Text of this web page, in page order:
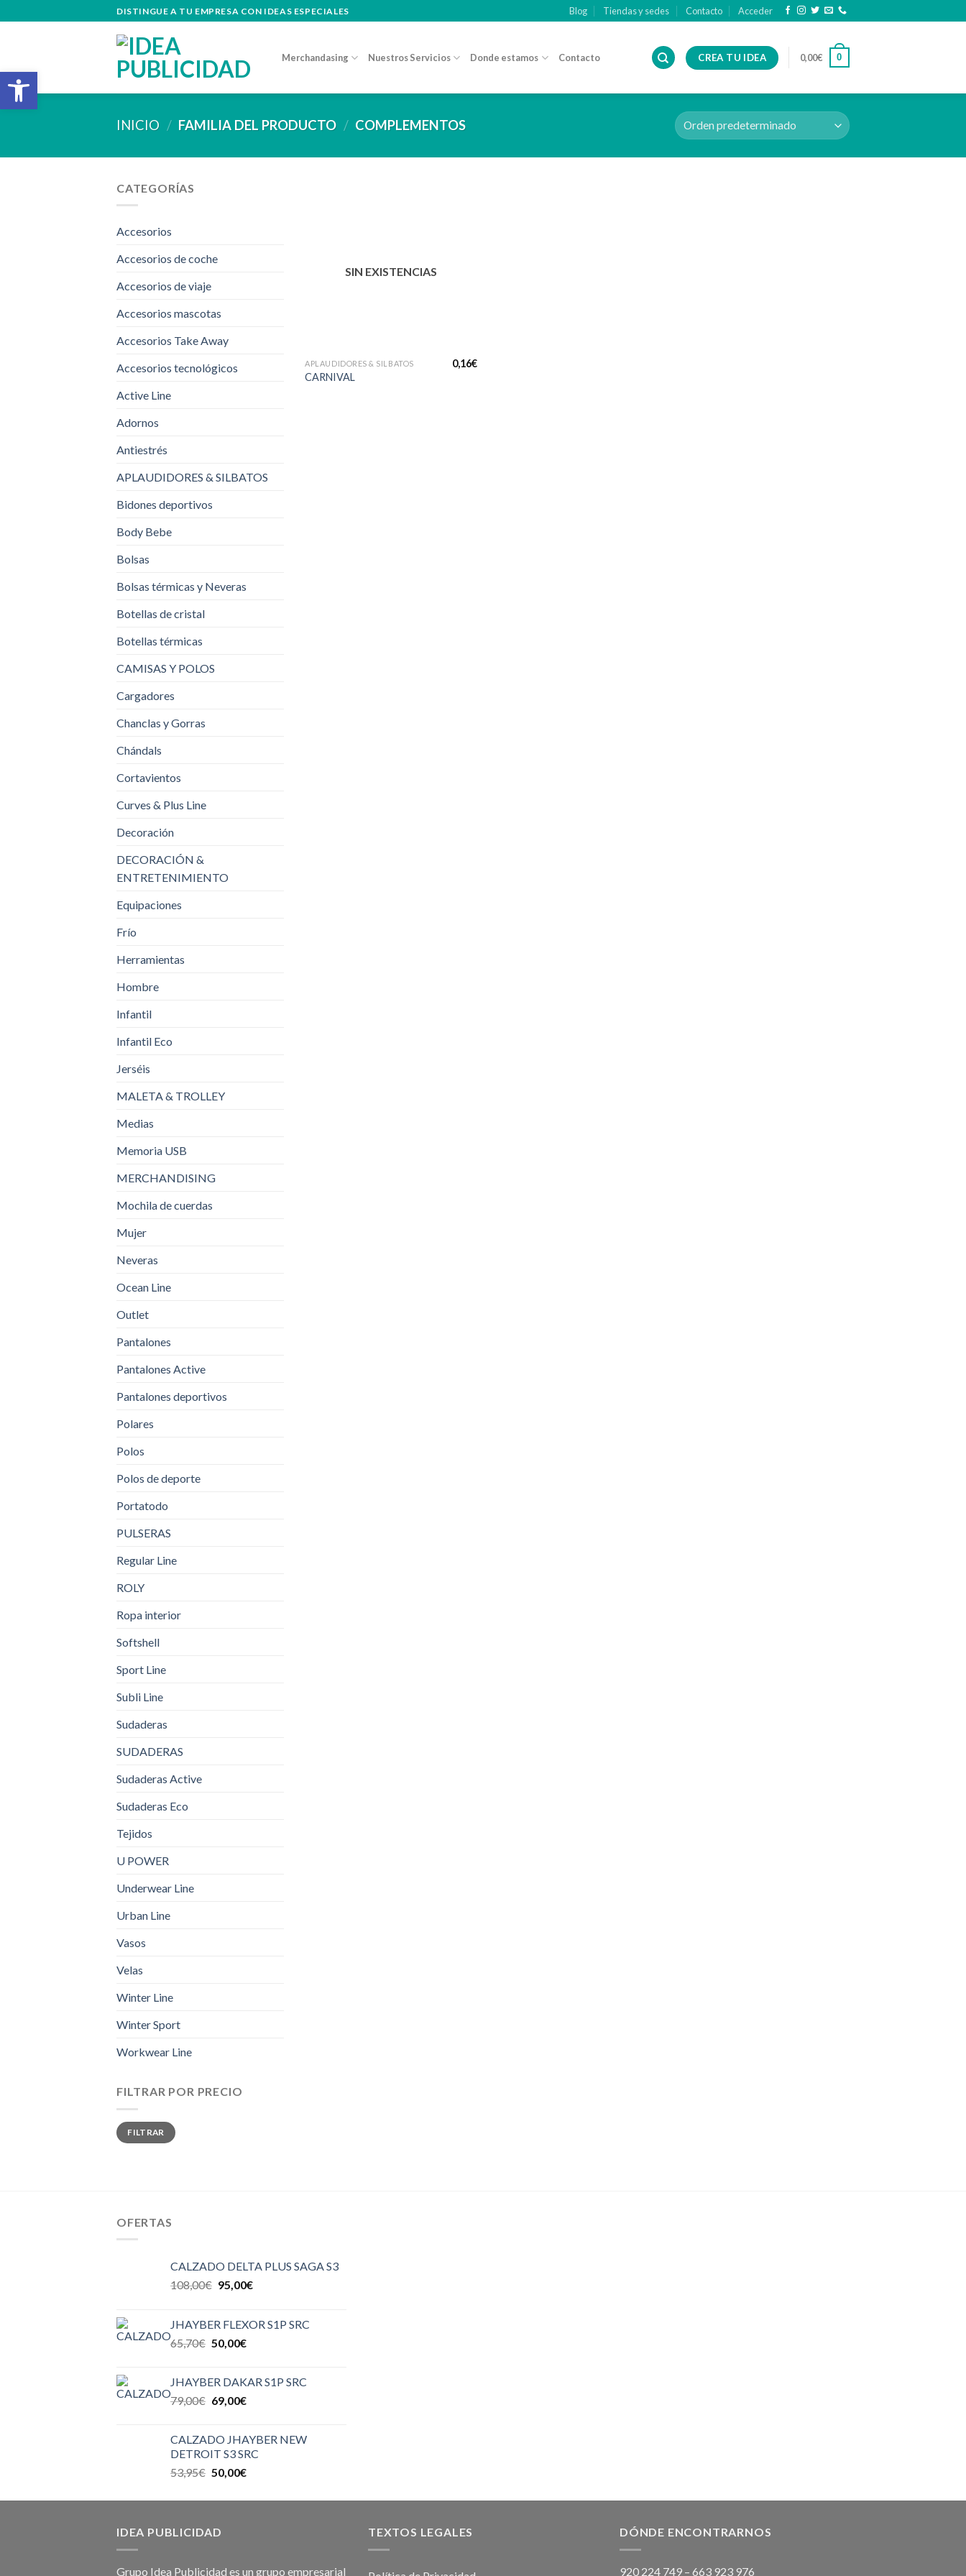
to
DISTINGUE A TU EMPRESA CON IDEAS ESPECIALES Blog Tiendas y sedes Contacto Acceder
Merchandasing Nuestros Servicios Donde estamos Contacto CREA TU IDEA 0,00€ 0
INICIO / FAMILIA DEL PRODUCTO / COMPLEMENTOS
CATEGORÍAS
Accesorios
Accesorios de coche
Accesorios de viaje
Accesorios mascotas
Accesorios Take Away
Accesorios tecnológicos
Active Line
Adornos
Antiestrés
APLAUDIDORES & SILBATOS
Bidones deportivos
Body Bebe
Bolsas
Bolsas térmicas y Neveras
Botellas de cristal
Botellas térmicas
CAMISAS Y POLOS
Cargadores
Chanclas y Gorras
Chándals
Cortavientos
Curves & Plus Line
Decoración
DECORACIÓN &
ENTRETENIMIENTO
Equipaciones
Frío
Herramientas
Hombre
Infantil
Infantil Eco
Jerséis
MALETA & TROLLEY
Medias
Memoria USB
MERCHANDISING
Mochila de cuerdas
Mujer
Neveras
Ocean Line
Outlet
Pantalones
Pantalones Active
Pantalones deportivos
Polares
Polos
Polos de deporte
Portatodo
PULSERAS
Regular Line
ROLY
Ropa interior
Softshell
Sport Line
Subli Line
Sudaderas
SUDADERAS
Sudaderas Active
Sudaderas Eco
Tejidos
U POWER
Underwear Line
Urban Line
Vasos
Velas
Winter Line
Winter Sport
Workwear Line
FILTRAR POR PRECIO
Precio
mínimo
Precio
máximo
FILTRAR
SIN EXISTENCIAS
APLAUDIDORES & SILBATOS
CARNIVAL
0,16€
OFERTAS
CALZADO DELTA PLUS SAGA S3
108,00€ 95,00€
JHAYBER FLEXOR S1P SRC
65,70€ 50,00€
JHAYBER DAKAR S1P SRC
79,00€ 69,00€
CALZADO JHAYBER NEW
DETROIT S3 SRC
53,95€ 50,00€
IDEA PUBLICIDAD
Grupo Idea Publicidad es un grupo empresarial
TEXTOS LEGALES DÓNDE ENCONTRARNOS
920 224 749– 663 923 976
Abrir barra de herramientas